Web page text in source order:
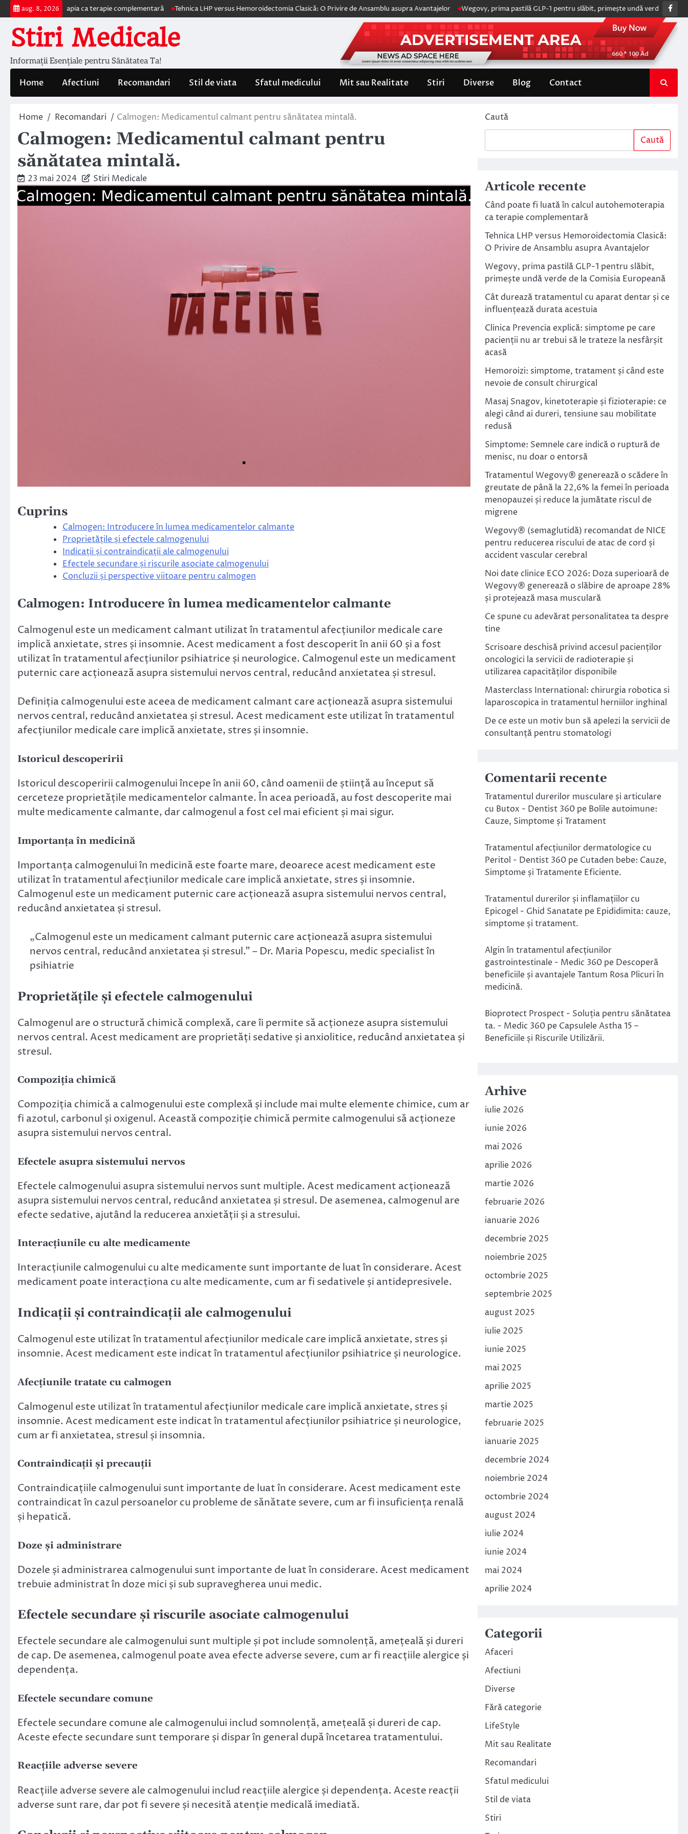
Skip
to
content
aug. 8, 2026ca terapie complementară Tehnica LHP versus Hemoroidectomia Clasică: O Privire de Ansamblu asupra Avantajelor Wegovy, prima pastilă GLP-1 pentru slăbit, primește undă verde de la Comisia
Stiri Medicale
Informații Esențiale pentru Sănătatea Ta!
Home Afectiuni Recomandari Stil de viata Sfatul medicului Mit sau Realitate Stiri Diverse Blog Contact
Home Recomandari Calmogen: Medicamentul calmant pentru sănătatea mintală.
Calmogen: Medicamentul calmant pentru
sănătatea mintală.
23 mai 2024 Stiri Medicale
Cuprins
Calmogen: Introducere în lumea medicamentelor calmante
Proprietățile și efectele calmogenului
Indicații și contraindicații ale calmogenului
Efectele secundare și riscurile asociate calmogenului
Concluzii și perspective viitoare pentru calmogen
Calmogen: Introducere în lumea medicamentelor calmante
Calmogenul este un medicament calmant utilizat în tratamentul afecțiunilor medicale care
implică anxietate, stres și insomnie. Acest medicament a fost descoperit în anii 60 și a fost
utilizat în tratamentul afecțiunilor psihiatrice și neurologice. Calmogenul este un medicament
puternic care acționează asupra sistemului nervos central, reducând anxietatea și stresul.
Definiția calmogenului este aceea de medicament calmant care acționează asupra sistemului
nervos central, reducând anxietatea și stresul. Acest medicament este utilizat în tratamentul
afecțiunilor medicale care implică anxietate, stres și insomnie.
Istoricul descoperirii
Istoricul descoperirii calmogenului începe în anii 60, când oamenii de știință au început să
cerceteze proprietățile medicamentelor calmante. În acea perioadă, au fost descoperite mai
multe medicamente calmante, dar calmogenul a fost cel mai eficient și mai sigur.
Importanța în medicină
Importanța calmogenului în medicină este foarte mare, deoarece acest medicament este
utilizat în tratamentul afecțiunilor medicale care implică anxietate, stres și insomnie.
Calmogenul este un medicament puternic care acționează asupra sistemului nervos central,
reducând anxietatea și stresul.
„Calmogenul este un medicament calmant puternic care acționează asupra sistemului
nervos central, reducând anxietatea și stresul.” – Dr. Maria Popescu, medic specialist în
psihiatrie
Proprietățile și efectele calmogenului
Calmogenul are o structură chimică complexă, care îi permite să acționeze asupra sistemului
nervos central. Acest medicament are proprietăți sedative și anxiolitice, reducând anxietatea și
stresul.
Compoziția chimică
Compoziția chimică a calmogenului este complexă și include mai multe elemente chimice, cum ar
fi azotul, carbonul și oxigenul. Această compoziție chimică permite calmogenului să acționeze
asupra sistemului nervos central.
Efectele asupra sistemului nervos
Efectele calmogenului asupra sistemului nervos sunt multiple. Acest medicament acționează
asupra sistemului nervos central, reducând anxietatea și stresul. De asemenea, calmogenul are
efecte sedative, ajutând la reducerea anxietății și a stresului.
Interacțiunile cu alte medicamente
Interacțiunile calmogenului cu alte medicamente sunt importante de luat în considerare. Acest
medicament poate interacționa cu alte medicamente, cum ar fi sedativele și antidepresivele.
Indicații și contraindicații ale calmogenului
Calmogenul este utilizat în tratamentul afecțiunilor medicale care implică anxietate, stres și
insomnie. Acest medicament este indicat în tratamentul afecțiunilor psihiatrice și neurologice.
Afecțiunile tratate cu calmogen
Calmogenul este utilizat în tratamentul afecțiunilor medicale care implică anxietate, stres și
insomnie. Acest medicament este indicat în tratamentul afecțiunilor psihiatrice și neurologice,
cum ar fi anxietatea, stresul și insomnia.
Contraindicații și precauții
Contraindicațiile calmogenului sunt importante de luat în considerare. Acest medicament este
contraindicat în cazul persoanelor cu probleme de sănătate severe, cum ar fi insuficiența renală
și hepatică.
Doze și administrare
Dozele și administrarea calmogenului sunt importante de luat în considerare. Acest medicament
trebuie administrat în doze mici și sub supravegherea unui medic.
Efectele secundare și riscurile asociate calmogenului
Efectele secundare ale calmogenului sunt multiple și pot include somnolență, amețeală și dureri
de cap. De asemenea, calmogenul poate avea efecte adverse severe, cum ar fi reacțiile alergice și
dependența.
Efectele secundare comune
Efectele secundare comune ale calmogenului includ somnolență, amețeală și dureri de cap.
Aceste efecte secundare sunt temporare și dispar în general după încetarea tratamentului.
Reacțiile adverse severe
Reacțiile adverse severe ale calmogenului includ reacțiile alergice și dependența. Aceste reacții
adverse sunt rare, dar pot fi severe și necesită atenție medicală imediată.
Caută
Caută
Articole recente
Când poate fi luată în calcul autohemoterapia
ca terapie complementară
Tehnica LHP versus Hemoroidectomia Clasică:
O Privire de Ansamblu asupra Avantajelor
Wegovy, prima pastilă GLP-1 pentru slăbit,
primește undă verde de la Comisia Europeană
Cât durează tratamentul cu aparat dentar și ce
influențează durata acestuia
Clinica Prevencia explică: simptome pe care
pacienții nu ar trebui să le trateze la nesfârșit
acasă
Hemoroizi: simptome, tratament și când este
nevoie de consult chirurgical
Masaj Snagov, kinetoterapie și fizioterapie: ce
alegi când ai dureri, tensiune sau mobilitate
redusă
Simptome: Semnele care indică o ruptură de
menisc, nu doar o entorsă
Tratamentul Wegovy® generează o scădere în
greutate de până la 22,6% la femei în perioada
menopauzei și reduce la jumătate riscul de
migrene
Wegovy® (semaglutidă) recomandat de NICE
pentru reducerea riscului de atac de cord și
accident vascular cerebral
Noi date clinice ECO 2026: Doza superioară de
Wegovy® generează o slăbire de aproape 28%
și protejează masa musculară
Ce spune cu adevărat personalitatea ta despre
tine
Scrisoare deschisă privind accesul pacienților
oncologici la servicii de radioterapie și
utilizarea capacităților disponibile
Masterclass International: chirurgia robotica si
laparoscopica in tratamentul herniilor inghinal
De ce este un motiv bun să apelezi la servicii de
consultanță pentru stomatologi
Comentarii recente
Tratamentul durerilor musculare și articulare
cu Butox - Dentist 360pe Bolile autoimune:
Cauze, Simptome și Tratament
Tratamentul afecțiunilor dermatologice cu
Peritol - Dentist 360pe Cutaden bebe: Cauze,
Simptome și Tratamente Eficiente.
Tratamentul durerilor și inflamațiilor cu
Epicogel - Ghid Sanatatepe Epididimita: cauze,
simptome și tratament.
Algin în tratamentul afecțiunilor
gastrointestinale - Medic 360pe Descoperă
beneficiile și avantajele Tantum Rosa Plicuri în
medicină.
Bioprotect Prospect - Soluția pentru sănătatea
ta. - Medic 360pe Capsulele Astha 15 –
Beneficiile și Riscurile Utilizării.
Arhive
iulie 2026
iunie 2026
mai 2026
aprilie 2026
martie 2026
februarie 2026
ianuarie 2026
decembrie 2025
noiembrie 2025
octombrie 2025
septembrie 2025
august 2025
iulie 2025
iunie 2025
mai 2025
aprilie 2025
martie 2025
februarie 2025
ianuarie 2025
decembrie 2024
noiembrie 2024
octombrie 2024
august 2024
iulie 2024
iunie 2024
mai 2024
aprilie 2024
Categorii
Afaceri
Afectiuni
Diverse
Fără categorie
LifeStyle
Mit sau Realitate
Recomandari
Sfatul medicului
Stil de viata
Stiri